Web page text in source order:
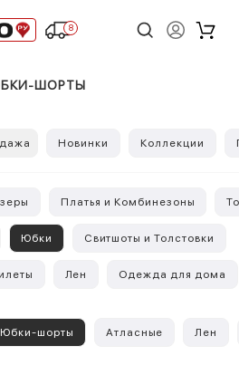
8
ШОРТЫ
Новинки Коллекции
Платья и Комбинезоны
Юбки Свитшоты и Толстовки
Лен Одежда для дома
Юбки-шорты Атласные Лен